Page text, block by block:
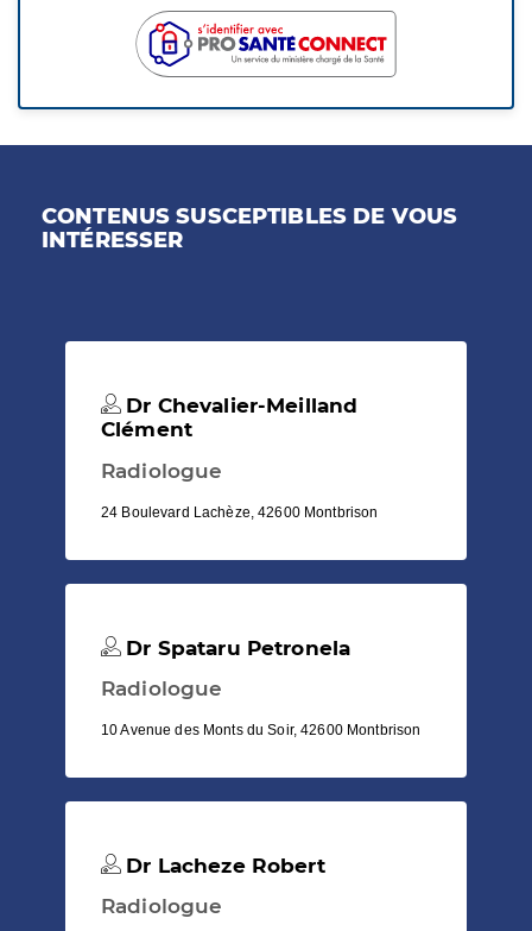
CONTENUS SUSCEPTIBLES DE VOUS
INTÉRESSER
Dr Chevalier-Meilland
Clément
Radiologue
24 Boulevard Lachèze, 42600 Montbrison
Dr Spataru Petronela
Radiologue
10 Avenue des Monts du Soir, 42600 Montbrison
Dr Lacheze Robert
Radiologue